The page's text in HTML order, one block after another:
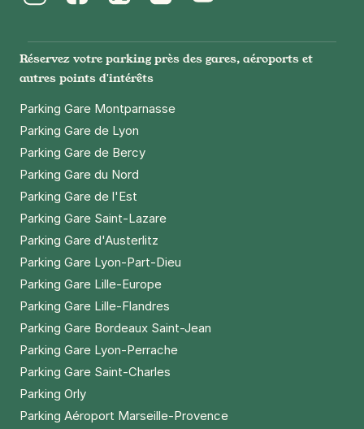
75004Paris
4,50 €/heure,39 €/jour,110 €/semaine(tarifs dégressifs)
Réserver
République
75011
4,6(156 avis)
3,50 € /heure ,25 €/jour,89 €/semaine
Réserver
+ Abonnements disponibles
Paris - Institut du monde arabe -
Jussieu
4,8(685 avis)
Réservez votre parking près des gares, aéroports et
autres points d'intérêts
Parking Gare Montparnasse
Parking Gare de Lyon
Parking Gare de Bercy
Parking Gare du Nord
Parking Gare de l'Est
Parking Gare Saint-Lazare
Parking Gare d'Austerlitz
Parking Gare Lyon-Part-Dieu
Parking Gare Lille-Europe
Parking Gare Lille-Flandres
Parking Gare Bordeaux Saint-Jean
Parking Gare Lyon-Perrache
Parking Gare Saint-Charles
Parking Orly
Parking Aéroport Marseille-Provence